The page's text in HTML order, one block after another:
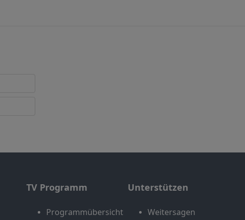
TV Programm
Programmübersicht
Unterstützen
Weitersagen